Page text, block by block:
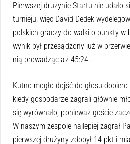
Pierwszej drużynie Startu nie udało
turnieju, więc David Dedek
polskich graczy do walki o punkty w
wynik był przesądzony już w
nią prowadząc aż 45:24.
Kutno mogło dojść do głosu
kiedy gospodarze zagrali głównie
się wyrównało, ponieważ goście
W naszym zespole najlepiej zagrał
pierwszej drużyny zdobył 14 pkt i